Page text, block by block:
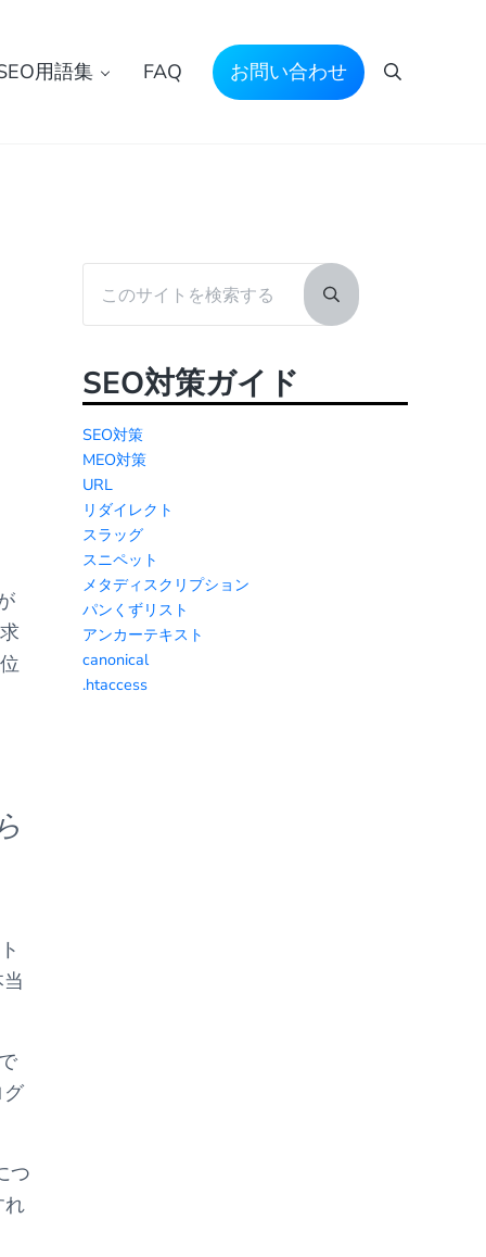
用語集 FAQ お問い合わせ 検索
つ
れ
Sidebar Submit search
SEO対策ガイド
SEO対策
MEO対策
URL
リダイレクト
スラッグ
スニペット
メタディスクリプション
パンくずリスト
アンカーテキスト
canonical
.htaccess